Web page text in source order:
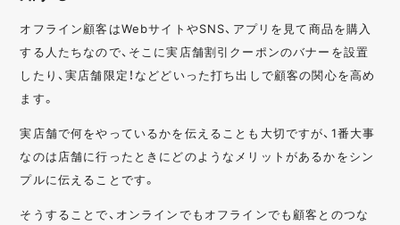
オフライン顧客はWebサイトやSNS、アプリを見て商品を購入
する人たちなので、そこに実店舗割引クーポンのバナーを設置
したり、実店舗限定！などどいった打ち出しで顧客の関心を高め
ます。
実店舗で何をやっているかを伝えることも大切ですが、1番大事
なのは店舗に行ったときにどのようなメリットがあるかをシン
プルに伝えることです。
そうすることで、オンラインでもオフラインでも顧客とのつな